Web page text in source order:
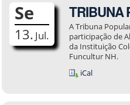
Se
13. Jul.
TRIBUNA
A Tribuna
participação de
da Instituição
Funcultur NH.
iCal